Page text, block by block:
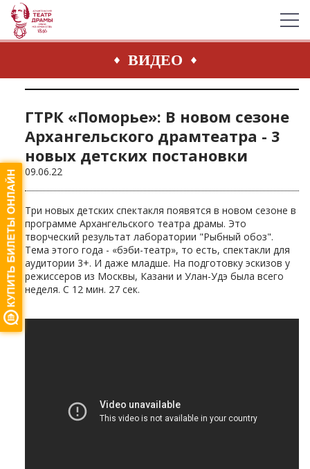
ВИДЕО
ГТРК «Поморье»: В новом сезоне
Архангельского драмтеатра - 3
новых детских постановки
09.06.22
Три новых детских спектакля появятся в новом сезоне в
программе Архангельского театра драмы. Это
творческий результат лаборатории "Рыбный обоз".
Тема этого года - «бэби-театр», то есть, спектакли для
аудитории 3+. И даже младше. На подготовку эскизов у
режиссеров из Москвы, Казани и Улан-Удэ была всего
неделя. С 12 мин. 27 сек.